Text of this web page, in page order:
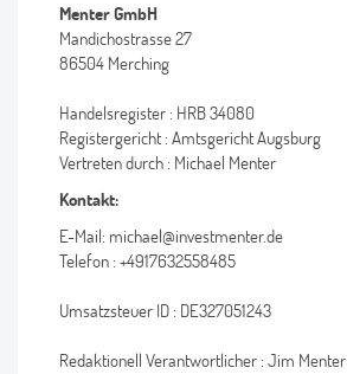
Menter GmbH
Mandichostrasse 27
86504 Merching
Handelsregister : HRB 34080
Registergericht : Amtsgericht Augsburg
Vertreten durch : Michael Menter
Kontakt:
E-Mail: michael@investmenter.de
Telefon : +4917632558485
Umsatzsteuer ID : DE327051243
Redaktionell Verantwortlicher : Jim Menter